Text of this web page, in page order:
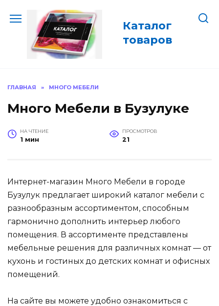
содержанию
Каталог
товаров
ГЛАВНАЯ » МНОГО МЕБЕЛИ
Много Мебели в Бузулуке
НА ЧТЕНИЕ
1 мин
ПРОСМОТРОВ
21
Интернет-магазин Много Мебели в городе
Бузулук предлагает широкий каталог мебели с
разнообразным ассортиментом, способным
гармонично дополнить интерьер любого
помещения. В ассортименте представлены
мебельные решения для различных комнат — от
кухонь и гостиных до детских комнат и офисных
помещений.
На сайте вы можете удобно ознакомиться с